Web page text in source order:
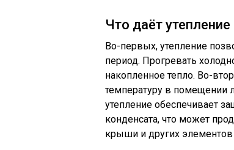
Что даёт
Во-первых, утепление
период. Прогревать
накопленное тепло. Во-
температуру в помещении
утепление обеспечивает
конденсата, что может
крыши и других элементов